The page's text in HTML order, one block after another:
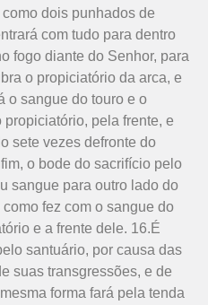
dois punhados de
com tudo para dentro
fogo diante do Senhor, para
o propiciatório da arca, e
o sangue do touro e o
pela frente, e
sete vezes defronte do
o bode do sacrifício pelo
sangue para outro lado do
fez com o sangue do
e a frente dele. 16.É
santuário, por causa das
suas transgressões, e de
forma fará pela tenda